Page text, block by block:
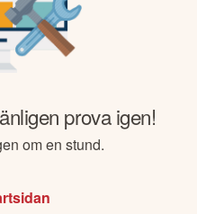
prova igen!
om en stund.